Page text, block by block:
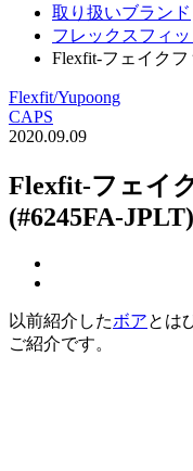
取り扱いブランド
フレックスフィッ
Flexfit-フェイクフ
Flexfit/Yupoong
CAPS
2020.09.09
Flexfit-フェイ
(#6245FA-JPLT)
以前紹介したボアとは
ご紹介です。